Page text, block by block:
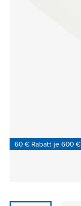
60 € Rabatt je 600 €